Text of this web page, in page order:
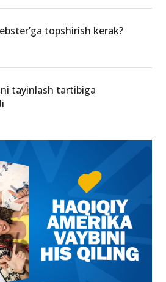
topshirish kerak?
tayinlash tartibiga